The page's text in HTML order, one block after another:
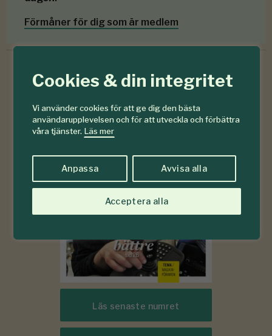
Cookies & din integritet
Vi använder cookies för att ge dig den bästa
användarupplevelsen och för att utveckla och förbättra
våra tjänster. Läs mer
Anpassa Avvisa alla
Acceptera alla
Förmåner för dig som är medlem
#6-7
2026
Läs senaste numret